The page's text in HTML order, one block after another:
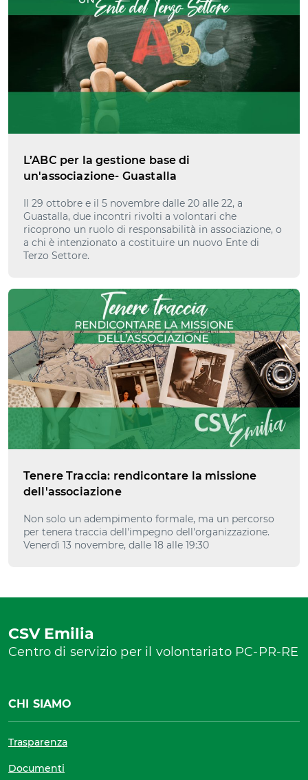
L’ABC per la gestione base di
un'associazione- Guastalla
Il 29 ottobre e il 5 novembre dalle 20 alle 22, a
Guastalla, due incontri rivolti a volontari che
ricoprono un ruolo di responsabilità in associazione, o
a chi è intenzionato a costituire un nuovo Ente di
Terzo Settore.
Tenere Traccia: rendicontare la missione
dell'associazione
Non solo un adempimento formale, ma un percorso
per tenera traccia dell'impegno dell'organizzazione.
Venerdì 13 novembre, dalle 18 alle 19:30
CSV Emilia
Centro di servizio per il volontariato PC-PR-RE
CHI SIAMO
Trasparenza
Documenti